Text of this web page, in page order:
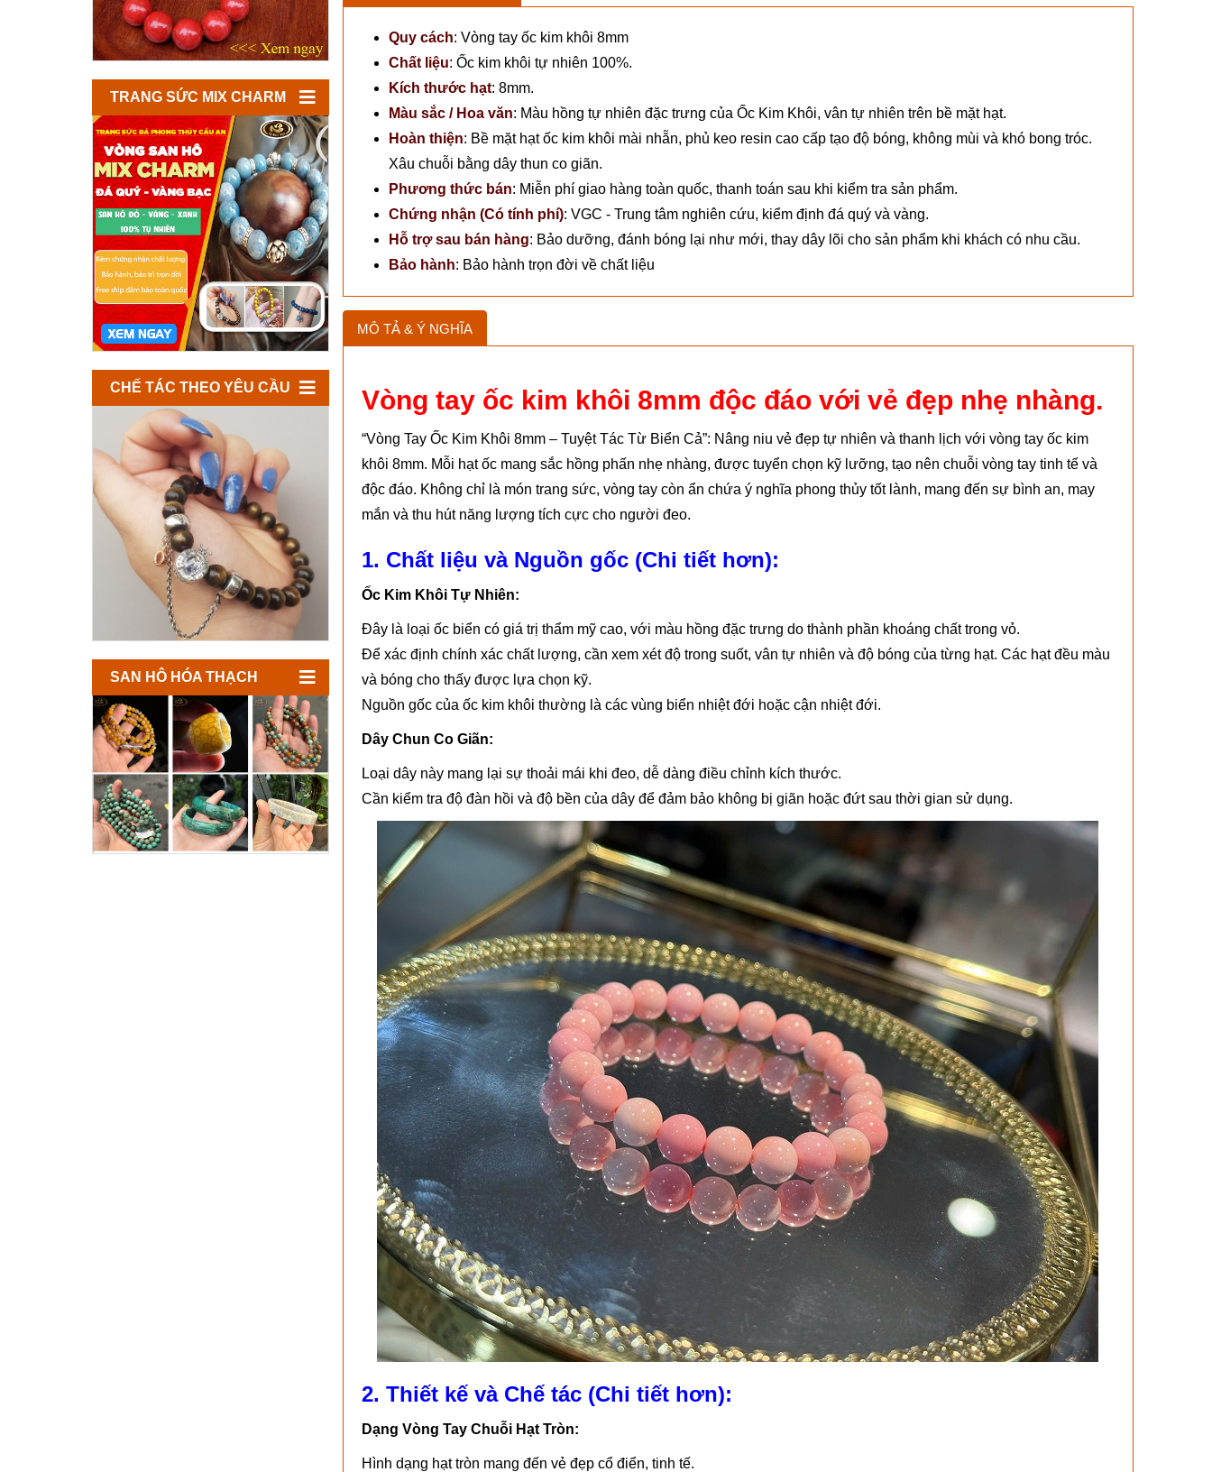
TRANG SỨC MIX CHARM
CHẾ TÁC THEO YÊU CẦU
SAN HÔ HÓA THẠCH
Quy cách: Vòng tay ốc kim khôi 8mm
Chất liệu: Ốc kim khôi tự nhiên 100%.
Kích thước hạt: 8mm.
Màu sắc / Hoa văn: Màu hồng tự nhiên đặc trưng của Ốc Kim Khôi, vân tự nhiên trên bề mặt hạt.
Hoàn thiện: Bề mặt hạt ốc kim khôi mài nhẵn, phủ keo resin cao cấp tạo độ bóng, không mùi và khó bong tróc.
Xâu chuỗi bằng dây thun co giãn.
Phương thức bán: Miễn phí giao hàng toàn quốc, thanh toán sau khi kiểm tra sản phẩm.
Chứng nhận (Có tính phí): VGC - Trung tâm nghiên cứu, kiểm định đá quý và vàng.
Hỗ trợ sau bán hàng: Bảo dưỡng, đánh bóng lại như mới, thay dây lõi cho sản phẩm khi khách có nhu cầu.
Bảo hành: Bảo hành trọn đời về chất liệu
MÔ TẢ & Ý NGHĨA
Vòng tay ốc kim khôi 8mm độc đáo với vẻ đẹp nhẹ nhàng.
“Vòng Tay Ốc Kim Khôi 8mm – Tuyệt Tác Từ Biển Cả”: Nâng niu vẻ đẹp tự nhiên và thanh lịch với vòng tay ốc kim
khôi 8mm. Mỗi hạt ốc mang sắc hồng phấn nhẹ nhàng, được tuyển chọn kỹ lưỡng, tạo nên chuỗi vòng tay tinh tế và
độc đáo. Không chỉ là món trang sức, vòng tay còn ẩn chứa ý nghĩa phong thủy tốt lành, mang đến sự bình an, may
mắn và thu hút năng lượng tích cực cho người đeo.
1. Chất liệu và Nguồn gốc (Chi tiết hơn):
Ốc Kim Khôi Tự Nhiên:
Đây là loại ốc biển có giá trị thẩm mỹ cao, với màu hồng đặc trưng do thành phần khoáng chất trong vỏ.
Để xác định chính xác chất lượng, cần xem xét độ trong suốt, vân tự nhiên và độ bóng của từng hạt. Các hạt đều màu
và bóng cho thấy được lựa chọn kỹ.
Nguồn gốc của ốc kim khôi thường là các vùng biển nhiệt đới hoặc cận nhiệt đới.
Dây Chun Co Giãn:
Loại dây này mang lại sự thoải mái khi đeo, dễ dàng điều chỉnh kích thước.
Cần kiểm tra độ đàn hồi và độ bền của dây để đảm bảo không bị giãn hoặc đứt sau thời gian sử dụng.
2. Thiết kế và Chế tác (Chi tiết hơn):
Dạng Vòng Tay Chuỗi Hạt Tròn:
Hình dạng hạt tròn mang đến vẻ đẹp cổ điển, tinh tế.